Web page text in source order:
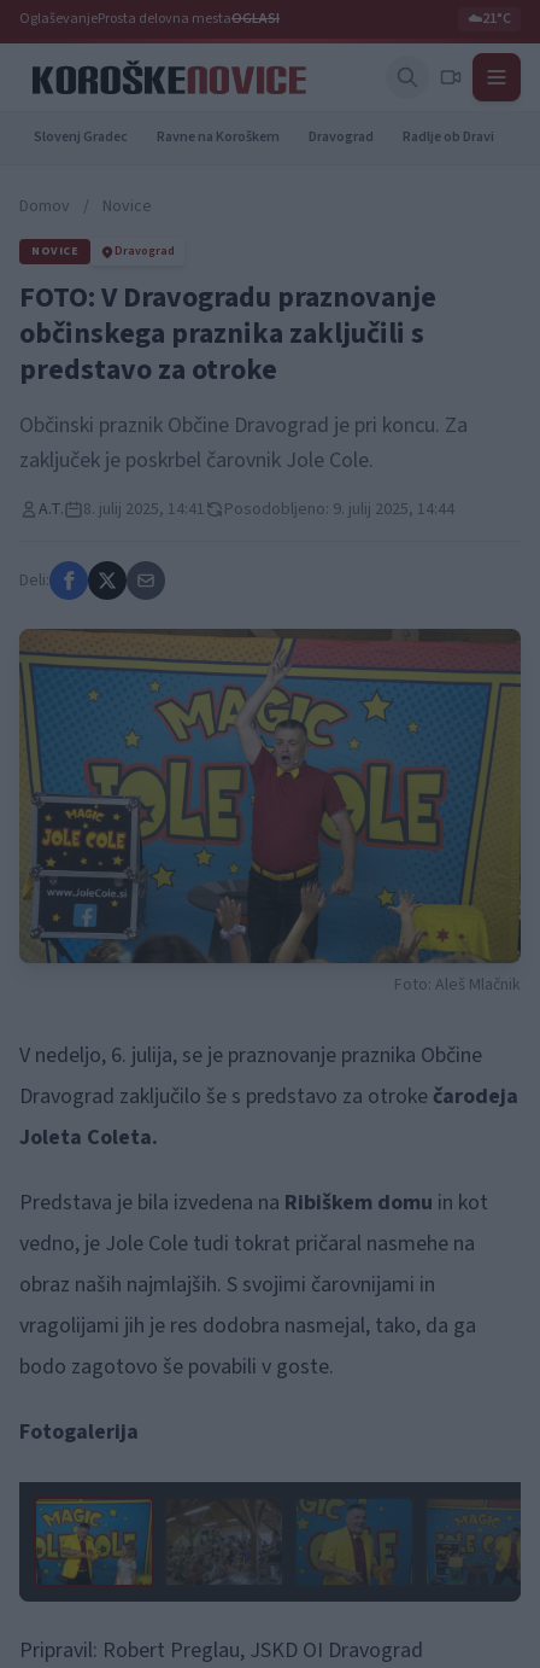
OglaševanjeProsta delovna mestaOGLASI ☁️21°C
Slovenj Gradec Ravne na Koroškem Dravograd Radlje ob Dravi
Domov / Novice
NOVICE Dravograd
FOTO: V Dravogradu praznovanje
občinskega praznika zaključili s
predstavo za otroke
Občinski praznik Občine Dravograd je pri koncu. Za
zaključek je poskrbel čarovnik Jole Cole.
A.T. 8. julij 2025, 14:41 Posodobljeno: 9. julij 2025, 14:44
Deli:
Foto: Aleš Mlačnik
V nedeljo, 6. julija, se je praznovanje praznika Občine
Dravograd zaključilo še s predstavo za otroke čarodeja
Joleta Coleta.
Predstava je bila izvedena na Ribiškem domu in kot
vedno, je Jole Cole tudi tokrat pričaral nasmehe na
obraz naših najmlajših. S svojimi čarovnijami in
vragolijami jih je res dodobra nasmejal, tako, da ga
bodo zagotovo še povabili v goste.
Fotogalerija
Pripravil: Robert Preglau, JSKD OI Dravograd